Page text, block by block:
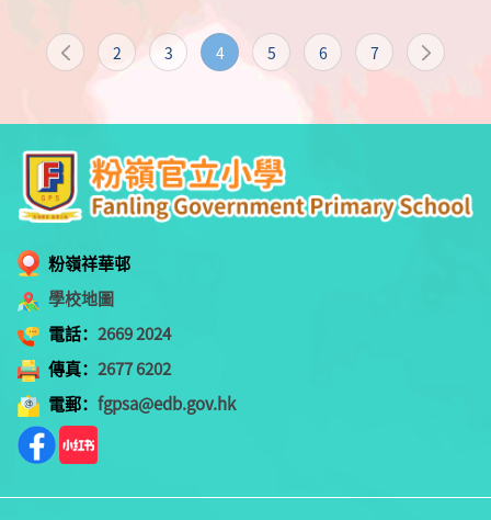
2 3 4 5 6 7
粉嶺祥華邨
學校地圖
電話：2669 2024
傳真：2677 6202
電郵：fgpsa@edb.gov.hk